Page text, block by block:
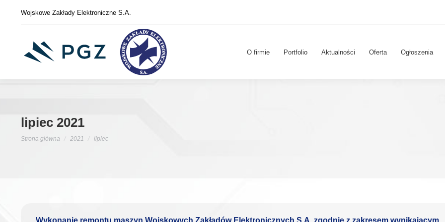
Wojskowe Zakłady Elektroniczne S.A.
O firmie Portfolio Aktualności Oferta Ogłoszenia
lipiec 2021
Jesteś tutaj:
Strona główna 2021 lipiec
Wykonanie remontu maszyn Wojskowych Zakładów Elektronicznych S.A. zgodnie z zakresem wynikającym